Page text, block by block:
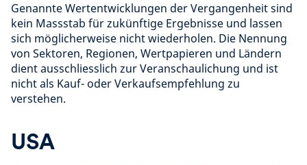
Genannte Wertentwicklungen der Vergangenheit sind
kein Massstab für zukünftige Ergebnisse und lassen
sich möglicherweise nicht wiederholen. Die Nennung
von Sektoren, Regionen, Wertpapieren und Ländern
dient ausschliesslich zur Veranschaulichung und ist
nicht als Kauf- oder Verkaufsempfehlung zu
verstehen.
USA